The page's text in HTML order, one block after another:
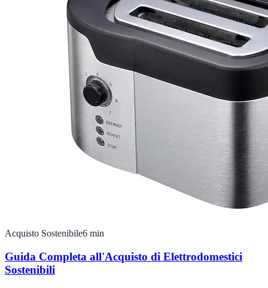
Acquisto Sostenibile6 min
Guida Completa all'Acquisto di Elettrodomestici
Sostenibili